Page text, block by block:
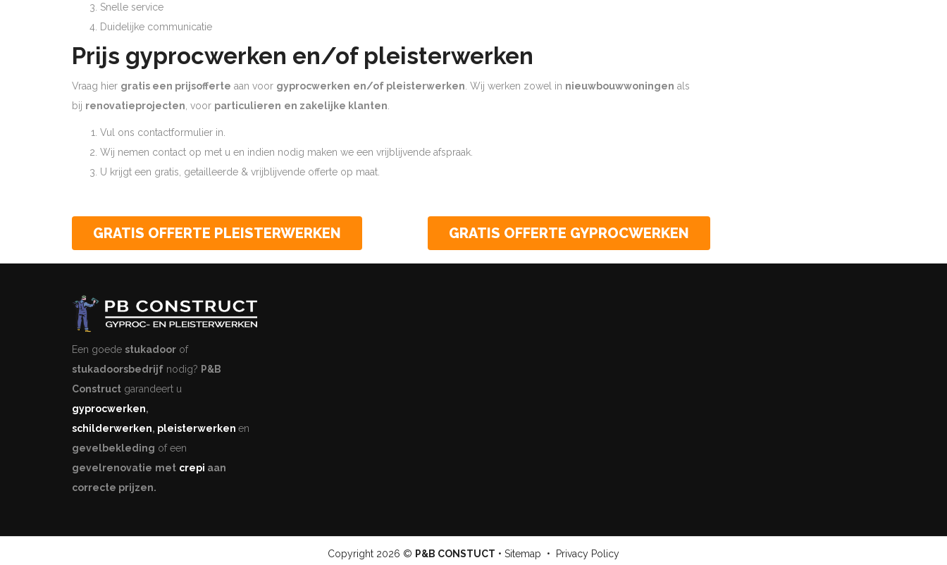
Snelle service
Duidelijke communicatie
Prijs gyprocwerken en/of pleisterwerken
Vraag hier gratis een prijsofferte aan voor gyprocwerken en/of pleisterwerken . Wij werken zowel in nieuwbouwwoningen als
bij renovatieprojecten , voor particulieren en zakelijke klanten
Vul ons contactformulier in.
Wij nemen contact op met u en indien nodig maken we een vrijblijvende afspraak.
U krijgt een gratis, getailleerde & vrijblijvende offerte op maat.
GRATIS OFFERTE PLEISTERWERKEN GRATIS OFFERTE GYPROCWERKEN
Een goede stukadoor of
stukadoorsbedrijf nodig? P&B
Construct garandeert u
gyprocwerken,
schilderwerken, pleisterwerken en
gevelbekleding of een
gevelrenovatie met crepi aan
correcte prijzen.
Copyright 2026 © P&B CONSTUCT • Sitemap • Privacy Policy